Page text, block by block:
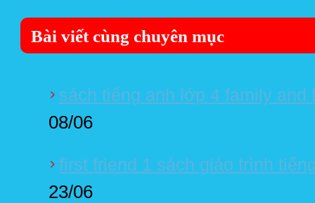
Bài viết cùng chuyên mục
sách tiếng anh lớp 4 family and
08/06
first friend 1 sách giáo trình
23/06